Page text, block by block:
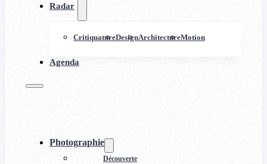
Radar
CritiquatureDesignArchitectureMotion
Agenda
Photographie
Découverte